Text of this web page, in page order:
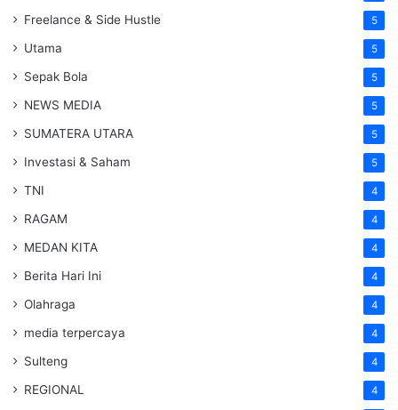
Freelance & Side Hustle 5
Utama 5
Sepak Bola 5
NEWS MEDIA 5
SUMATERA UTARA 5
Investasi & Saham 5
TNI 4
RAGAM 4
MEDAN KITA 4
Berita Hari Ini 4
Olahraga 4
media terpercaya 4
Sulteng 4
REGIONAL 4